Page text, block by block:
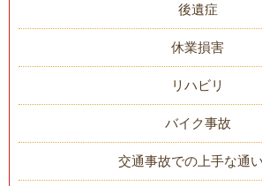
後遺症
休業損害
リハビリ
バイク事故
交通事故での上手な通